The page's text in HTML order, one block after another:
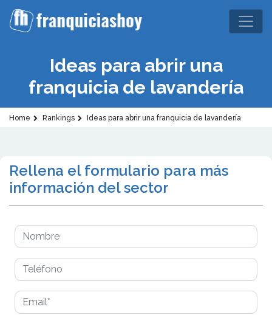
Ideas para abrir una
franquicia de lavandería
Home Rankings Ideas para abrir una franquicia de lavandería
Rellena el formulario para más
información del sector